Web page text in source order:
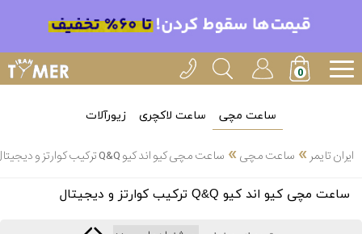
ساعت مچی ساعت لاکچری زیورآلات
ایران تایمر » ساعت مچی» ساعت مچی کیو اند کیو Q&Q ترکیب کوارتز و دیجیتال
ساعت مچی کیو اند کیو Q&Q ترکیب کوارتز و دیجیتال
انتخاب
بین 3